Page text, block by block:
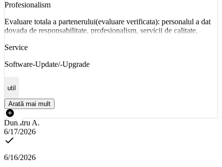
Profesionalism
Evaluare totala a partenerului(evaluare verificata): personalul a dat
dovada de responsabilitate, profesionalism, servicii de calitate.
Service
Software-Update/-Upgrade
util
Arată mai mult
Dumitru A.
6/17/2026
6/16/2026